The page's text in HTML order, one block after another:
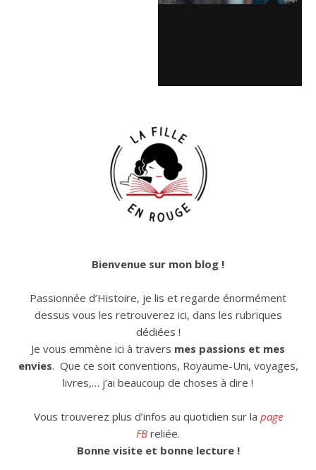
Bienvenue sur mon blog !
Passionnée d’Histoire, je lis et regarde énormément
dessus vous les retrouverez ici, dans les rubriques
dédiées !
Je vous emmène ici à travers mes passions et mes
envies. Que ce soit conventions, Royaume-Uni, voyages,
livres,… j’ai beaucoup de choses à dire !
Vous trouverez plus d’infos au quotidien sur la page
FB reliée.
Bonne visite et bonne lecture !